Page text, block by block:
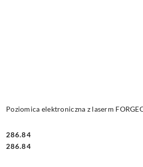
Poziomica elektroniczna z laserm
Cena:
286.84
Cena:
286.84